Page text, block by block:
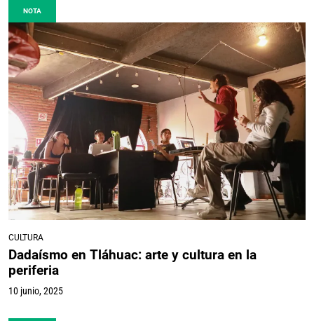
NOTA
CULTURA
Dadaísmo en Tláhuac: arte y cultura en la
periferia
10 junio, 2025